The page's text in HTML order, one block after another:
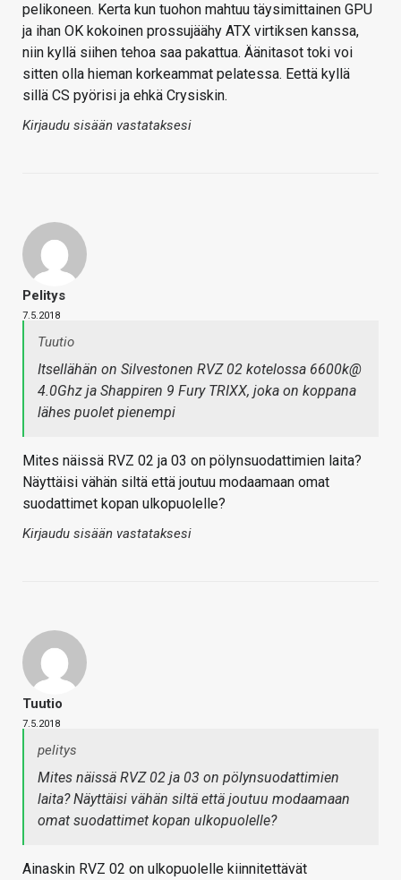
pelikoneen. Kerta kun tuohon mahtuu täysimittainen GPU
ja ihan OK kokoinen prossujäähy ATX virtiksen kanssa,
niin kyllä siihen tehoa saa pakattua. Äänitasot toki voi
sitten olla hieman korkeammat pelatessa. Eettä kyllä
sillä CS pyörisi ja ehkä Crysiskin.
Kirjaudu sisään vastataksesi
Pelitys
7.5.2018
Tuutio
Itsellähän on Silvestonen RVZ 02 kotelossa 6600k@
4.0Ghz ja Shappiren 9 Fury TRIXX, joka on koppana
lähes puolet pienempi
Mites näissä RVZ 02 ja 03 on pölynsuodattimien laita?
Näyttäisi vähän siltä että joutuu modaamaan omat
suodattimet kopan ulkopuolelle?
Kirjaudu sisään vastataksesi
Tuutio
7.5.2018
pelitys
Mites näissä RVZ 02 ja 03 on pölynsuodattimien
laita? Näyttäisi vähän siltä että joutuu modaamaan
omat suodattimet kopan ulkopuolelle?
Ainaskin RVZ 02 on ulkopuolelle kiinnitettävät